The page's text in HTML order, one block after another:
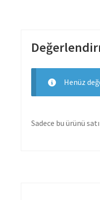
Henüz
Sadece bu ürünü